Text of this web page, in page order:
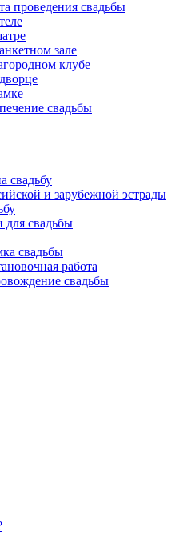
проведения свадьбы
зале
клубе
свадьбы
свадьбу
и зарубежной эстрады
свадьбы
свадьбы
работа
свадьбы